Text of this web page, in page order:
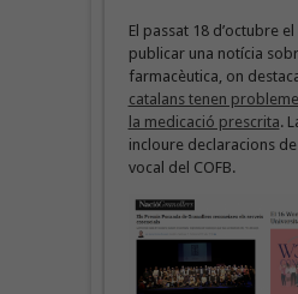
El passat 18 d’octubre
publicar una notícia
farmacèutica, on
catalans tenen
la medicació prescrita.
incloure declaracions de
vocal del COFB.